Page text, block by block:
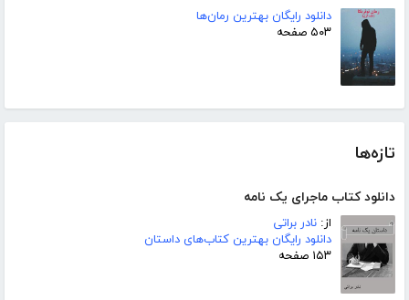
دانلود رایگان بهترین رمان‌ها
۵۰۳ صفحه
تازه‌ها
دانلود کتاب ماجرای یک نامه
از: نادر براتی
دانلود رایگان بهترین کتاب‌های داستان
۱۵۳ صفحه